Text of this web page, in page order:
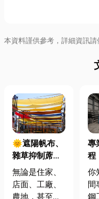
本資料謹供參考，詳細資訊請
🌞遮陽帆布、
雜草抑制蓆怎
麼選？一次了
解帆布的多元
用途，打造舒
無論是住家、
店面、工廠、
專
程
營
計
裝
你
間